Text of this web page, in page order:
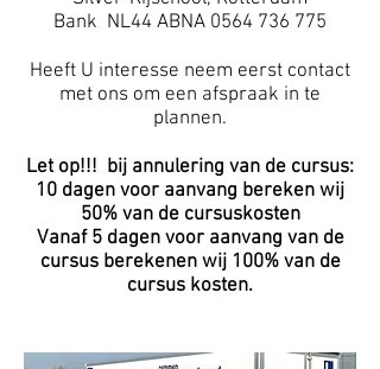
Bank NL44 ABNA 0564 736 775
Heeft U interesse neem eerst contact
met ons om een afspraak in te
plannen.
Let op!!! bij annulering van de cursus:
10 dagen voor aanvang bereken wij
50% van de cursuskosten
Vanaf 5 dagen voor aanvang van de
cursus berekenen wij 100% van de
cursus kosten.